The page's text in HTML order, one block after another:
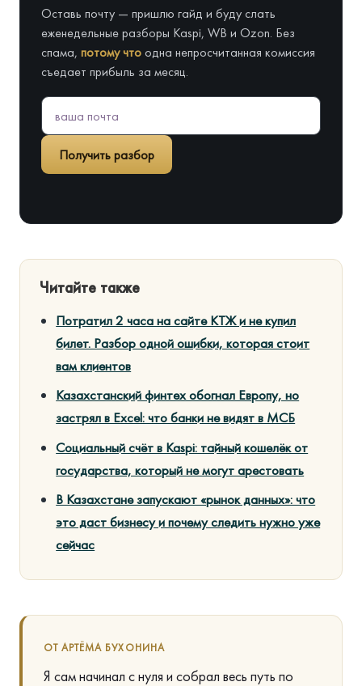
Оставь почту — пришлю гайд и буду слать
еженедельные разборы Kaspi, WB и Ozon. Без
спама, потому чтоодна непросчитанная комиссия
съедает прибыль за месяц.
Получить разбор
Читайте также
Потратил 2 часа на сайте КТЖ и не купил
билет. Разбор одной ошибки, которая стоит
вам клиентов
Казахстанский финтех обогнал Европу, но
застрял в Excel: что банки не видят в МСБ
Социальный счёт в Kaspi: тайный кошелёк от
государства, который не могут арестовать
В Казахстане запускают «рынок данных»: что
это даст бизнесу и почему следить нужно уже
сейчас
ОТ АРТЁМА БУХОНИНА
Я сам начинал с нуля и собрал весь путь по